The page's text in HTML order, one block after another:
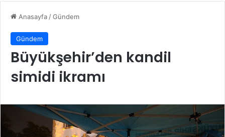
Anasayfa /Gündem
Gündem
Büyükşehir’den kandil
simidi ikramı